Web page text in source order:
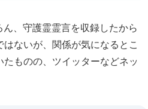
、守護霊霊言を収録したから
ないが、関係が気になるとこ
ものの、ツイッターなどネッ